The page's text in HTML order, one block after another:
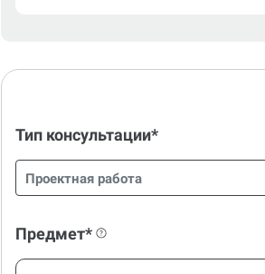
Тип консультации*
Проектная работа
Предмет*